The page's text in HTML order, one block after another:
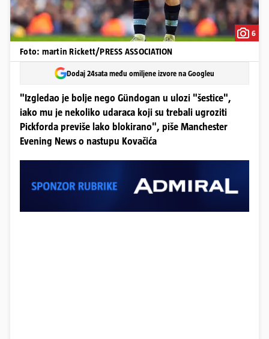
6
Foto: martin Rickett/PRESS ASSOCIATION
Dodaj 24sata među omiljene izvore na Googleu
"Izgledao je bolje nego Gündogan u ulozi "šestice",
iako mu je nekoliko udaraca koji su trebali ugroziti
Pickforda previše lako blokirano", piše Manchester
Evening News o nastupu Kovačića